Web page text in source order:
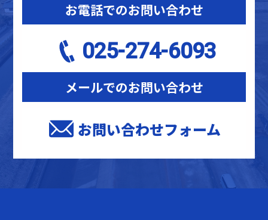
お電話でのお問い合わせ
025-274-6093
メールでのお問い合わせ
お問い合わせフォーム